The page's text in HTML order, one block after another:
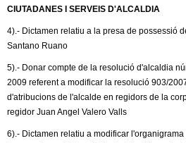
a
o
CIUTADANES I SERVEIS D'ALCALDIA
4).- Dictamen relatiu a la presa de possessió
Santano Ruano
5).- Donar compte de la resolució d'alcaldia
2009 referent a modificar la resolució 903/
d'atribucions de l'alcalde en regidors de la
regidor Juan Angel Valero Valls
6).- Dictamen relatiu a modificar